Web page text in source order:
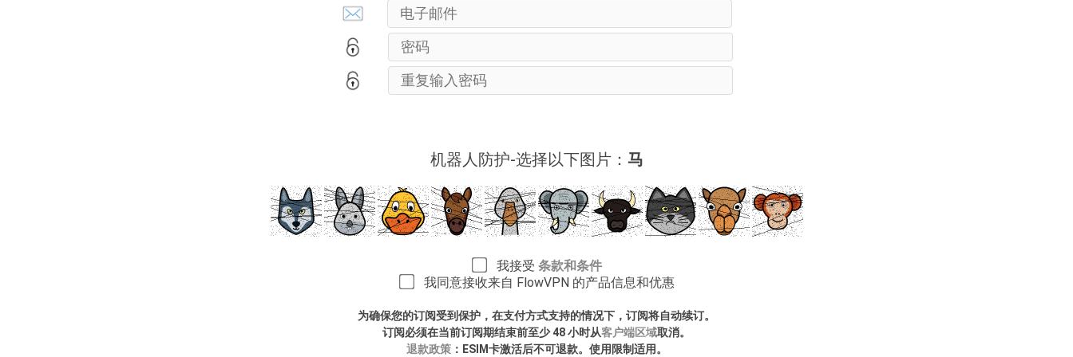
机器人防护-选择以下图片： 马
我接受 条款和条件
我同意接收来自 FlowVPN 的产品信息和优惠
为确保您的订阅受到保护，在支付方式支持的情况下，订阅将自动续订。
订阅必须在当前订阅期结束前至少 48 小时从客户端区域取消。
退款政策：ESIM卡激活后不可退款。使用限制适用。